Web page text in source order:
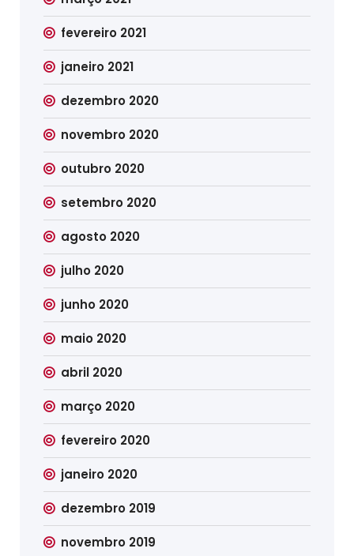
fevereiro 2021
janeiro 2021
dezembro 2020
novembro 2020
outubro 2020
setembro 2020
agosto 2020
julho 2020
junho 2020
maio 2020
abril 2020
março 2020
fevereiro 2020
janeiro 2020
dezembro 2019
novembro 2019